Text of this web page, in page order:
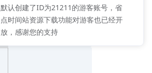
默认创建了ID为21211的游客账号，省
点时间站资源下载功能对游客也已经开
放，感谢您的支持